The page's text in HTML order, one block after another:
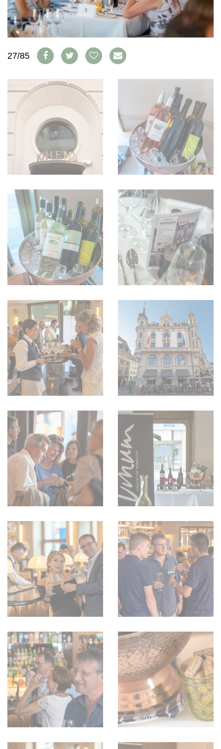
AVANTAGES
VINOPHILES
ARCHIVES
CONCOURS DE VIN
CONCOURS
GUIDE MILLÉSIMES
RECHERCHE VINS
NEWSLETTER
GUIDE DU VIGNOBLE
WINE TRADE CLUB
OFFRES D'EMPLOIS
PUBLICITÉ
PRESSE
MENTIONS LÉGALES
DONNÉES
FAQ
27/85